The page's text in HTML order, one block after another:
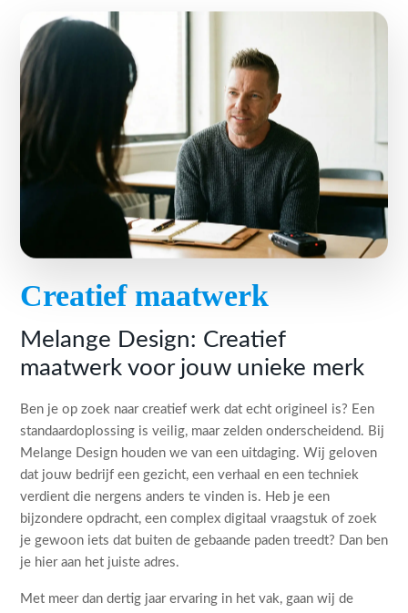
Creatief maatwerk
Melange Design: Creatief
maatwerk voor jouw unieke merk
Ben je op zoek naar creatief werk dat echt origineel is? Een
standaardoplossing is veilig, maar zelden onderscheidend. Bij
Melange Design houden we van een uitdaging. Wij geloven
dat jouw bedrijf een gezicht, een verhaal en een techniek
verdient die nergens anders te vinden is. Heb je een
bijzondere opdracht, een complex digitaal vraagstuk of zoek
je gewoon iets dat buiten de gebaande paden treedt? Dan ben
je hier aan het juiste adres.
Met meer dan dertig jaar ervaring in het vak, gaan wij de